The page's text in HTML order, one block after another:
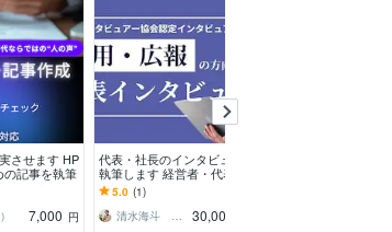
させます HP
の記事を執筆
7,000 円
代表・社長のインタビュー記事を
執筆します 経営者・代表のビジ
ョンや価値観を、熱く伝える専用
プラン
5.0 (1)
清水海斗 and Meブランディング
30,000